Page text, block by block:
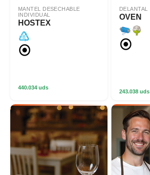
MANTEL DESECHABLE
INDIVIDUAL
HOSTEX
440.034 uds
DELANTAL
OVEN
243.038 uds